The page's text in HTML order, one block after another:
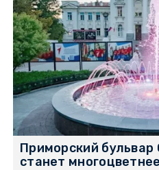
Приморский бульвар
станет многоцветнее